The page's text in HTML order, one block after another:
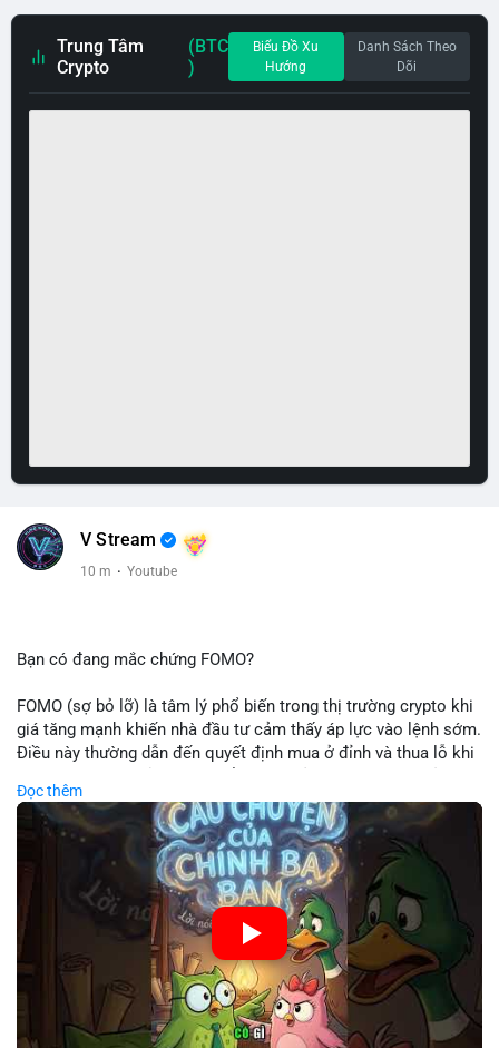
Trung Tâm
Crypto
(BTC
)
Biểu Đồ Xu
Hướng
Danh Sách Theo
Dõi
V Stream
10 m · Youtube
Bạn có đang mắc chứng FOMO?
FOMO (sợ bỏ lỡ) là tâm lý phổ biến trong thị trường crypto khi
giá tăng mạnh khiến nhà đầu tư cảm thấy áp lực vào lệnh sớm.
Điều này thường dẫn đến quyết định mua ở đỉnh và thua lỗ khi
chiến lược đầu tư rõ ràng.
🎥 Xem video trực tiếp tại:
Nguồn: Cú Thông Thái
Đọc thêm